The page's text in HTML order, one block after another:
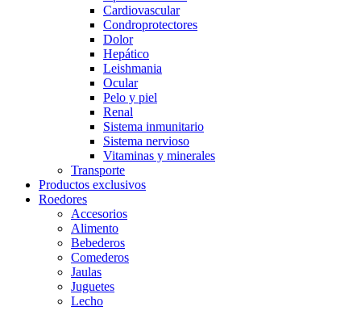
Cardiovascular
Condroprotectores
Dolor
Hepático
Leishmania
Ocular
Pelo y piel
Renal
Sistema inmunitario
Sistema nervioso
Vitaminas y minerales
Transporte
Productos exclusivos
Roedores
Accesorios
Alimento
Bebederos
Comederos
Jaulas
Juguetes
Lecho